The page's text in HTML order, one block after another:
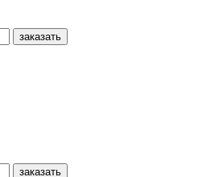
заказать
заказать